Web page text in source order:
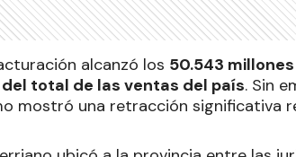
alcanzó los 50.543
del total de las ventas del país. Sin
mostró una retracción significativa